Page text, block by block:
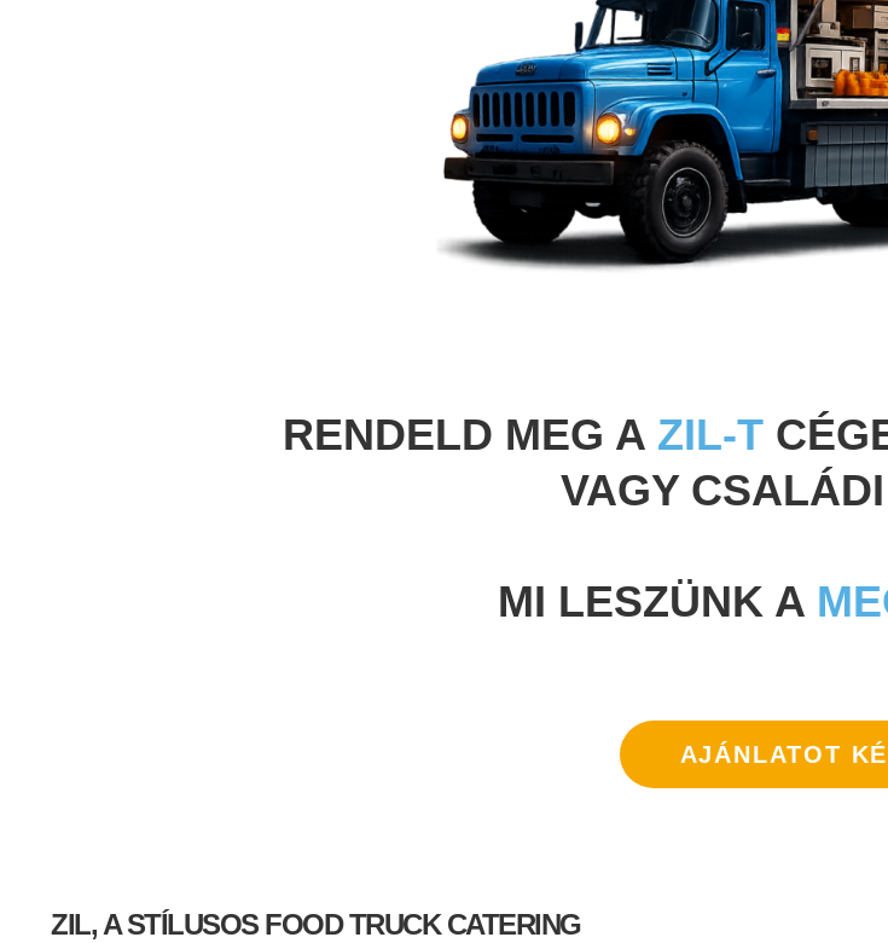
RENDELD MEG A ZIL-T
VAGY
MI LESZÜNK A
AJÁNLATOT
ZIL, A STÍLUSOS FOOD TRUCK CATERING